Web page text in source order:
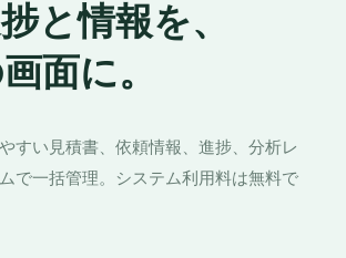
と情報を、
面に。
すい見積書、依頼情報、進捗、分析レ
で一括管理。システム利用料は無料で